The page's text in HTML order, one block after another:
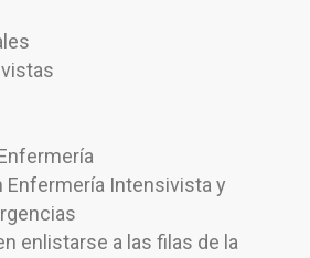
Enfermería Intensivista y
enlistarse a las filas de la